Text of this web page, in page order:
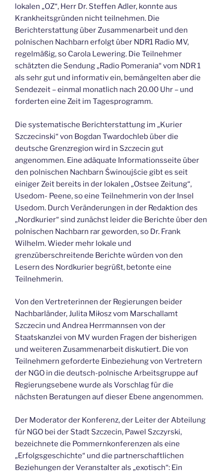
lokalen „OZ“, Herr Dr. Steffen Adler, konnte aus
Krankheitsgründen nicht teilnehmen. Die
Berichterstattung über Zusammenarbeit und den
polnischen Nachbarn erfolgt über NDR1 Radio MV,
regelmäßig, so Carola Lewering. Die Teilnehmer
schätzten die Sendung „Radio Pomerania“ vom NDR 1
als sehr gut und informativ ein, bemängelten aber die
Sendezeit – einmal monatlich nach 20.00 Uhr – und
forderten eine Zeit im Tagesprogramm.
Die systematische Berichterstattung im „Kurier
Szczecinski“ von Bogdan Twardochleb über die
deutsche Grenzregion wird in Szczecin gut
angenommen. Eine adäquate Informationsseite über
den polnischen Nachbarn Świnoujście gibt es seit
einiger Zeit bereits in der lokalen „Ostsee Zeitung“,
Usedom- Peene, so eine Teilnehmerin von der Insel
Usedom. Durch Veränderungen in der Redaktion des
„Nordkurier“ sind zunächst leider die Berichte über den
polnischen Nachbarn rar geworden, so Dr. Frank
Wilhelm. Wieder mehr lokale und
grenzüberschreitende Berichte würden von den
Lesern des Nordkurier begrüßt, betonte eine
Teilnehmerin.
Von den Vertreterinnen der Regierungen beider
Nachbarländer, Julita Miłosz vom Marschallamt
Szczecin und Andrea Herrmannsen von der
Staatskanzlei von MV wurden Fragen der bisherigen
und weiteren Zusammenarbeit diskutiert. Die von
Teilnehmern geforderte Einbeziehung von Vertretern
der NGO in die deutsch-polnische Arbeitsgruppe auf
Regierungsebene wurde als Vorschlag für die
nächsten Beratungen auf dieser Ebene angenommen.
Der Moderator der Konferenz, der Leiter der Abteilung
für NGO bei der Stadt Szczecin, Pawel Szczyrski,
bezeichnete die Pommernkonferenzen als eine
„Erfolgsgeschichte“ und die partnerschaftlichen
Beziehungen der Veranstalter als „exotisch“: Ein